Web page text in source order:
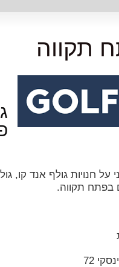
תקווה
על חנויות גולף אנד קו,
בפתח תקווה.
72